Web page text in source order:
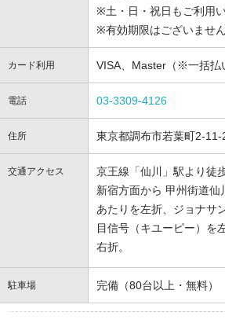
※土・日・祝日もご利用い
※有効期限はございません
カード利用 VISA、Master（※一括払
電話 03-3309-4126
住所 東京都調布市若葉町2-11-
交通アクセス
京王線「仙川」駅より徒
新宿方面から 甲州街道仙
あたりを左折、ジョナサ
目信号（キユーピー）を
右折。
駐車場 完備（80台以上・無料）